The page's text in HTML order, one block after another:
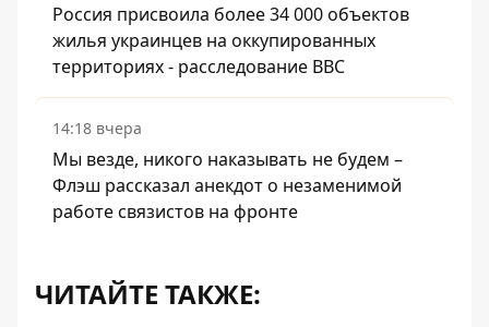
Россия присвоила более 34 000 объектов
жилья украинцев на оккупированных
территориях - расследование BBC
14:18 вчера
Мы везде, никого наказывать не будем –
Флэш рассказал анекдот о незаменимой
работе связистов на фронте
ЧИТАЙТЕ ТАКЖЕ: